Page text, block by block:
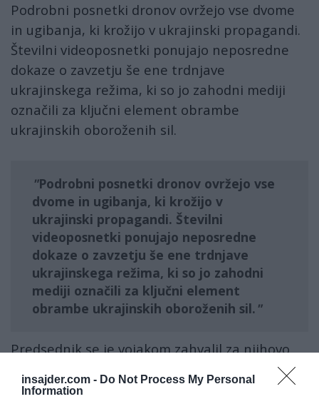
insajder.com - Do Not Process My Personal
Information
Podrobni posnetki dronov ovržejo vse dvome
in ugibanja, ki krožijo v ukrajinski propagandi.
Številni videoposnetki ponujajo neposredne
dokaze o zavzetju še ene trdnjave
ukrajinskega režima, ki so jo zahodni mediji
označili za ključni element obrambe
ukrajinskih oboroženih sil.
Podrobni posnetki dronov ovržejo vse
dvome in ugibanja, ki krožijo v
ukrajinski propagandi. Številni
videoposnetki ponujajo neposredne
dokaze o zavzetju še ene trdnjave
ukrajinskega režima, ki so jo zahodni
mediji označili za ključni element
obrambe ukrajinskih oboroženih sil.
Predsednik se je vojakom zahvalil za njihovo
junaštvo in uspešno dokončanje bojnih nalog.
»Prosim vas, da vsem pripadnikom prenesete